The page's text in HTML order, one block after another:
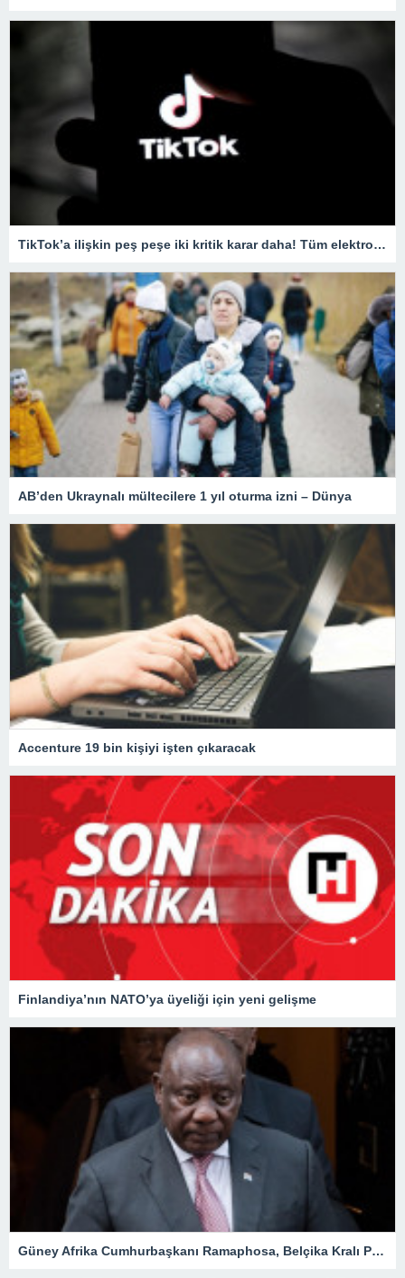
TikTok’a ilişkin peş peşe iki kritik karar daha! Tüm elektronik cihazlarda yasaklandı…
AB’den Ukraynalı mültecilere 1 yıl oturma izni – Dünya
Accenture 19 bin kişiyi işten çıkaracak
Finlandiya’nın NATO’ya üyeliği için yeni gelişme
Güney Afrika Cumhurbaşkanı Ramaphosa, Belçika Kralı Philippe ile görüştü